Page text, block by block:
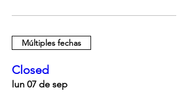
Múltiples fechas
Closed
lun 07 de sep